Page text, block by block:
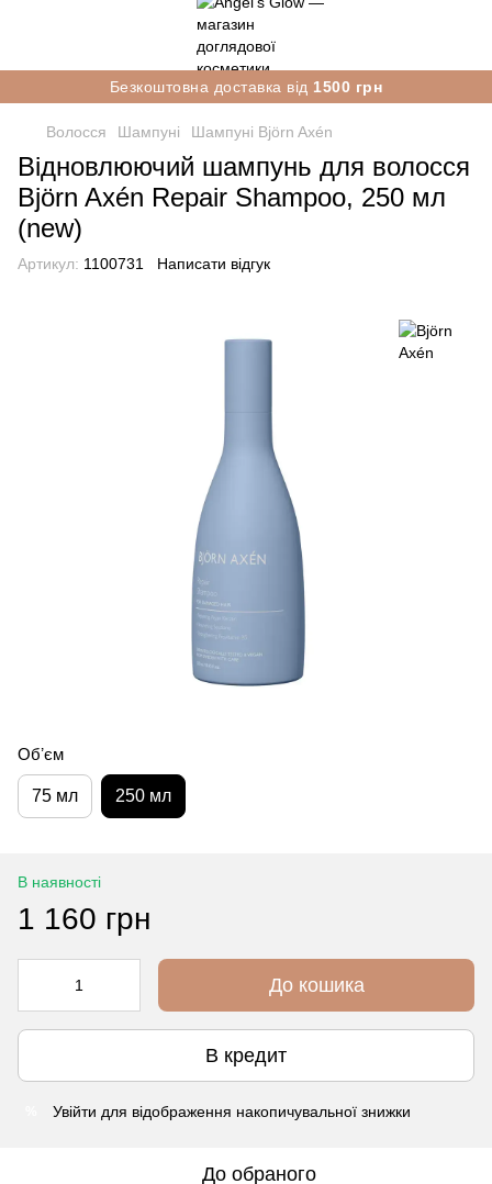
Безкоштовна доставка від 1500 грн
Волосся Шампуні Шампуні Björn Axén
Відновлюючий шампунь для волосся
Björn Axén Repair Shampoo, 250 мл
(new)
Артикул: 1100731 Написати відгук
Обʼєм
75 мл 250 мл
В наявності
1 160 грн
До кошика
В кредит
Увійти для відображення накопичувальної знижки
До обраного